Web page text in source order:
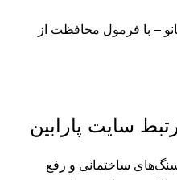
– با فرمول محافظت از
سایت پارابین
سنگ‌های ساختمانی و رفع